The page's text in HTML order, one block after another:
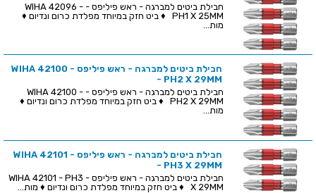
חבילת ביטים למברגה - ראש פיליפס - WIHA 42096 -
PH1 X 25MM ♦ ביט חזק במיוחד מפלדת כרום ונדיום ♦
מות...
חבילת ביטים למברגה - ראש פיליפס - WIHA 42100
- PH2 X 29MM
חבילת ביטים למברגה - ראש פיליפס - WIHA 42100 -
PH2 X 29MM ♦ ביט חזק במיוחד מפלדת כרום ונדיום ♦
מות...
חבילת ביטים למברגה - ראש פיליפס - WIHA 42101
- PH3 X 29MM
חבילת ביטים למברגה - ראש פיליפס - WIHA 42101 - PH3
X 29MM ♦ ביט חזק במיוחד מפלדת כרום ונדיום ♦ מות...